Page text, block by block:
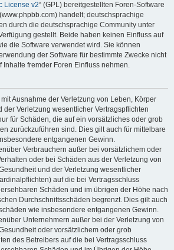
License v2“ (GPL) bereitgestellten Foren-Software
handelt; deutschsprachige
durch die deutschsprachige Community unter
gestellt. Beide haben keinen Einfluss auf
die Software verwendet wird. Sie können
der Software für bestimmte Zwecke nicht
Inhalte fremder Foren Einfluss nehmen.
Ausnahme der Verletzung von Leben, Körper
der Verletzung wesentlicher Vertragspflichten
für Schäden, die auf ein vorsätzliches oder grob
zurückzuführen sind. Dies gilt auch für mittelbare
entgangenen Gewinn.
Verbrauchern außer bei vorsätzlichem oder
oder bei Schäden aus der Verletzung von
und der Verletzung wesentlicher
auf die bei Vertragsschluss
Schäden und im übrigen der Höhe nach
Durchschnittsschäden begrenzt. Dies gilt auch
wie insbesondere entgangenen Gewinn.
Unternehmern außer bei der Verletzung von
oder vorsätzlichem oder grob
des Betreibers auf die bei Vertragsschluss